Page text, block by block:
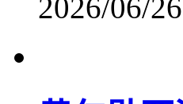
2026/06/26